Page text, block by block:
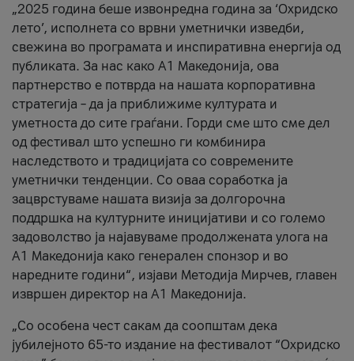
„2025 година беше извонредна година за ‘Охридско
лето’, исполнета со врвни уметнички изведби,
свежина во програмата и инспиративна енергија од
публиката. За нас како A1 Македонија, ова
партнерство е потврда на нашата корпоративна
стратегија – да ја приближиме културата и
уметноста до сите граѓани. Горди сме што сме дел
од фестивал што успешно ги комбинира
наследството и традицијата со современите
уметнички тенденции. Со оваа соработка ја
зацврстуваме нашата визија за долгорочна
поддршка на културните иницијативи и со големо
задоволство ја најавуваме продолжената улога на
A1 Македонија како генерален спонзор и во
наредните години“, изјави Методија Мирчев, главен
извршен директор на A1 Македонија.
„Со особена чест сакам да соопштам дека
јубилејното 65-то издание на фестивалот “Охридско